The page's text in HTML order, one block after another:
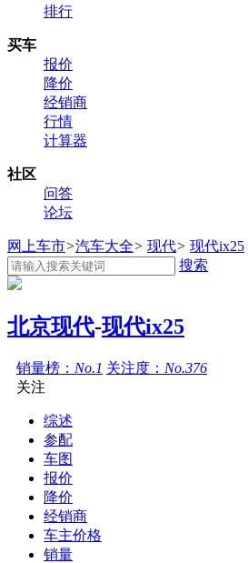
排行
买车
报价
降价
经销商
行情
计算器
社区
问答
论坛
网上车市>汽车大全> 现代> 现代ix25
搜索
北京现代-现代ix25
销量榜： No.1 关注度： No.376
关注
综述
参配
车图
报价
降价
经销商
车主价格
销量